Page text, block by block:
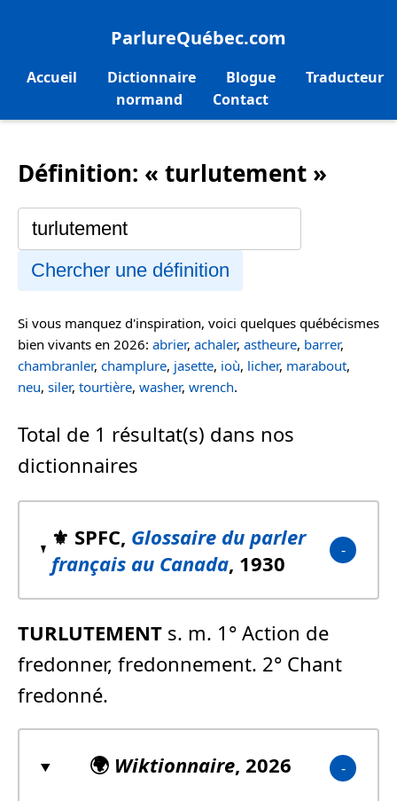
ParlureQuébec.com
Accueil Dictionnaire Blogue
Traducteur
normand
Contact
Définition: « turlutement »
Chercher une définition
Si vous manquez d'inspiration, voici quelques québécismes
bien vivants en 2026: abrier, achaler, astheure, barrer,
chambranler, champlure, jasette, ioù, licher, marabout,
neu, siler, tourtière, washer, wrench.
Total de 1 résultat(s) dans nos
dictionnaires
⚜️ SPFC, Glossaire du parler
français au Canada, 1930
TURLUTEMENT s. m. 1° Action de
fredonner, fredonnement. 2° Chant
fredonné.
🌍 Wiktionnaire, 2026